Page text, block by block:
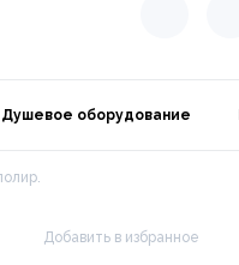
Душевое оборудование
Добавить в избранное